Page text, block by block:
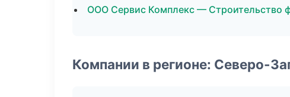
ООО Сервис Комплекс — Строительство
Компании в регионе: Северо-